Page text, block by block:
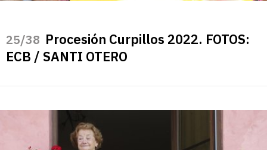
/38 Procesión Curpillos 2022. FOTOS:
ECB / SANTI OTERO